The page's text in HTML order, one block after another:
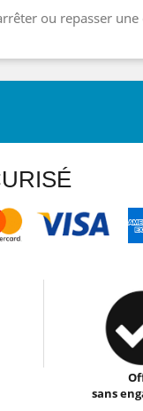
ou repasser une
sans